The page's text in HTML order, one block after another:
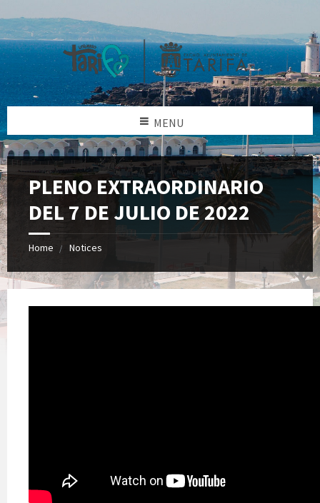
MENU
PLENO EXTRAORDINARIO
DEL 7 DE JULIO DE 2022
Home Notices